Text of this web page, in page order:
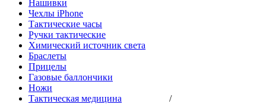
Нашивки
Чехлы iPhone
Тактические часы
Ручки тактические
Химический источник света
Браслеты
Прицелы
Газовые баллончики
Ножи
Тактическая медицина
/